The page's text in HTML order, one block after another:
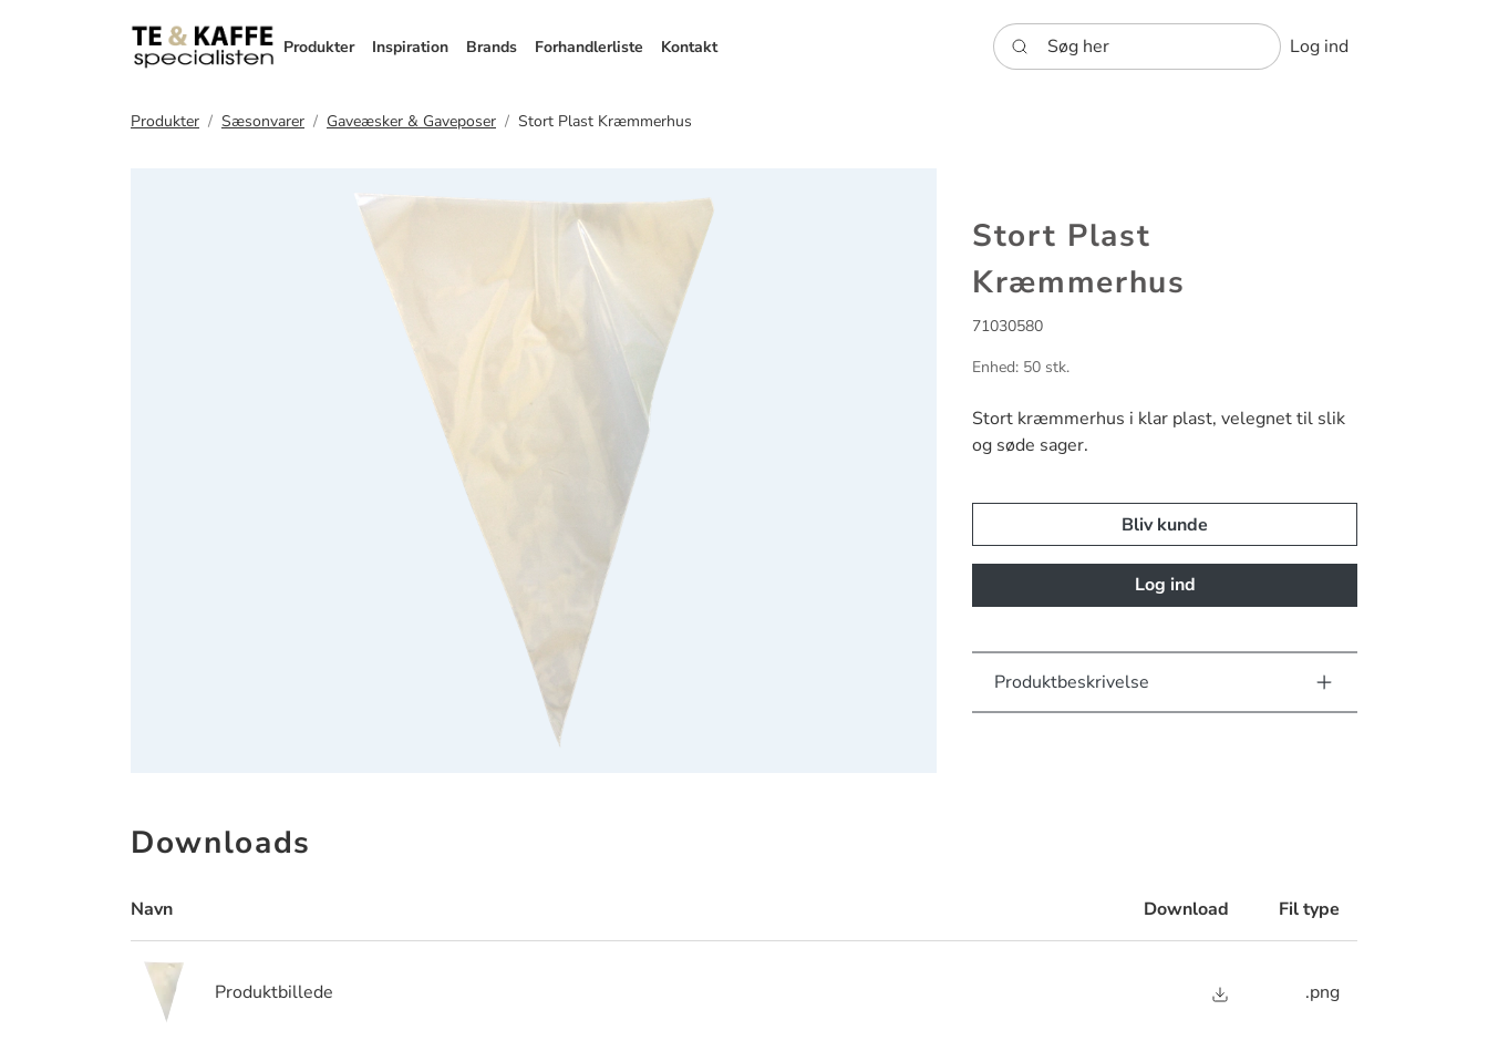
Produkter Inspiration Brands Forhandlerliste Kontakt Søg her Log ind
Produkter Sæsonvarer Gaveæsker & Gaveposer Stort Plast Kræmmerhus
Stort Plast
Kræmmerhus
71030580
Enhed: 50 stk.
Stort kræmmerhus i klar plast, velegnet til slik
og søde sager.
Bliv kunde
Log ind
Produktbeskrivelse
Downloads
Navn Download Fil type
Produktbillede .png